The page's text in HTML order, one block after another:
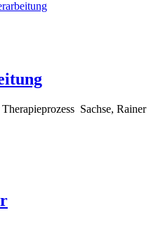
Sachse, Rainer